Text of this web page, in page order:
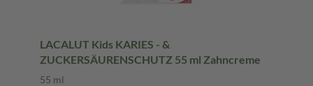
LACALUT Kids KARIES - &
ZUCKERSÄURENSCHUTZ 55 ml Zahncreme
55 ml